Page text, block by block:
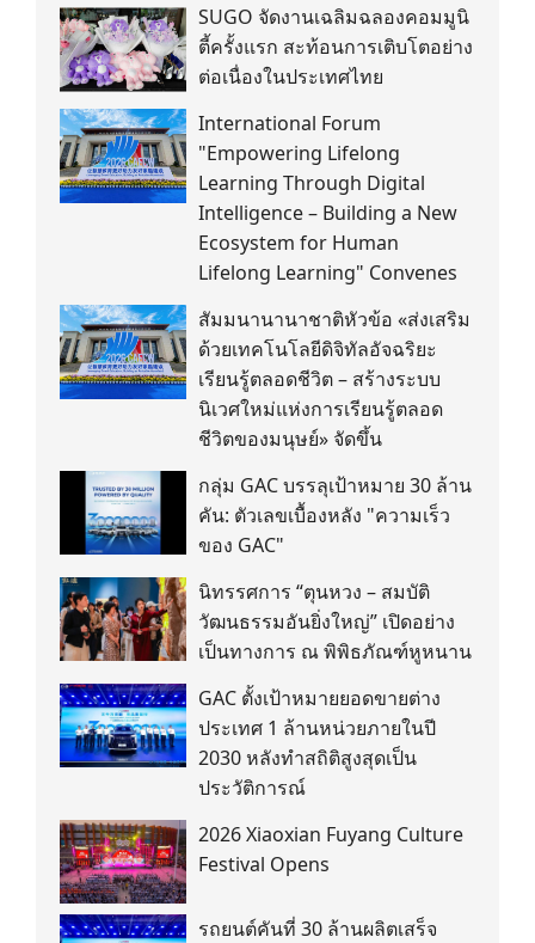
SUGO จัดงานเฉลิมฉลองคอมมูนิ
ตี้ครั้งแรก สะท้อนการเติบโตอย่าง
ต่อเนื่องในประเทศไทย
International Forum
"Empowering Lifelong
Learning Through Digital
Intelligence – Building a New
Ecosystem for Human
Lifelong Learning" Convenes
สัมมนานานาชาติหัวข้อ «ส่งเสริม
ด้วยเทคโนโลยีดิจิทัลอัจฉริยะ
เรียนรู้ตลอดชีวิต – สร้างระบบ
นิเวศใหม่แห่งการเรียนรู้ตลอด
ชีวิตของมนุษย์» จัดขึ้น
กลุ่ม GAC บรรลุเป้าหมาย 30 ล้าน
คัน: ตัวเลขเบื้องหลัง "ความเร็ว
ของ GAC"
นิทรรศการ “ตุนหวง – สมบัติ
วัฒนธรรมอันยิ่งใหญ่” เปิดอย่าง
เป็นทางการ ณ พิพิธภัณฑ์หูหนาน
GAC ตั้งเป้าหมายยอดขายต่าง
ประเทศ 1 ล้านหน่วยภายในปี
2030 หลังทำสถิติสูงสุดเป็น
ประวัติการณ์
2026 Xiaoxian Fuyang Culture
Festival Opens
รถยนต์คันที่ 30 ล้านผลิตเสร็จ